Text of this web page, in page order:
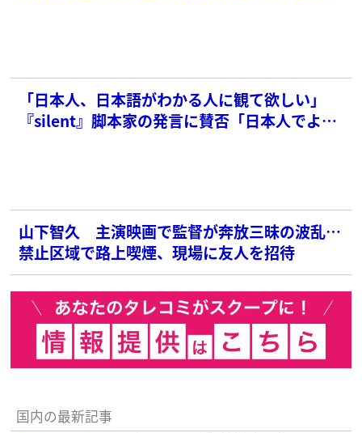
「日本人、日本語がわかる人に観て欲しい」
『silent』脚本家の発言に賛否「日本人でよか
山下智久 主演映画で監督が奔放三昧の波乱…
禁止区域で路上喫煙、現場に友人を招待
国内の最新記事